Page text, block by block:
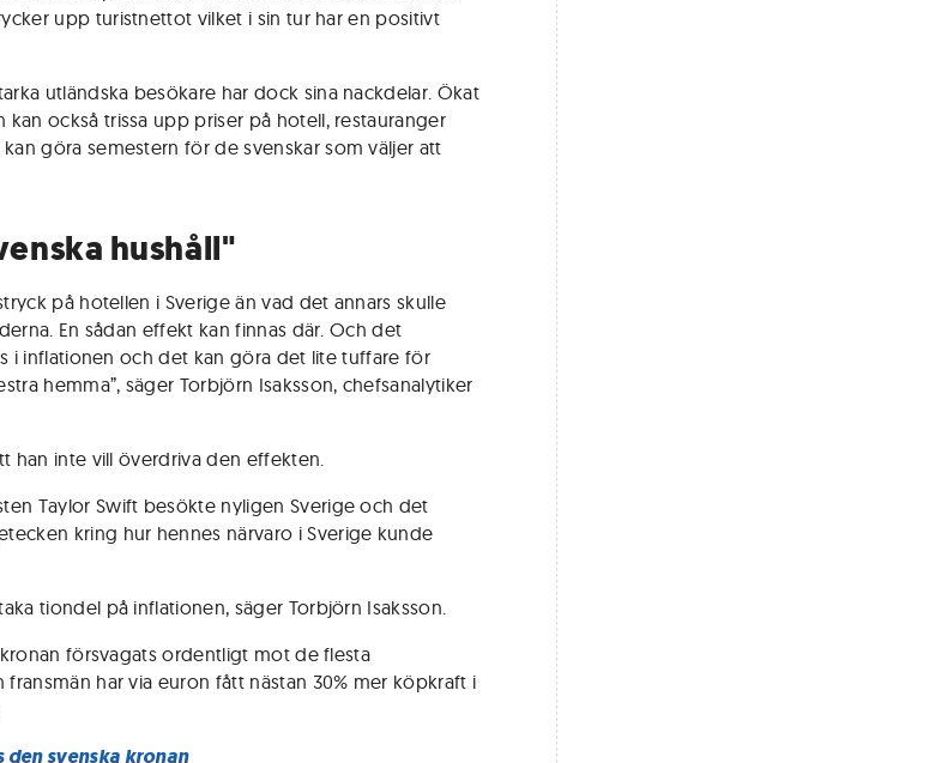
upp turistnettot vilket i sin tur har en positivt
utländska besökare har dock sina nackdelar. Ökat
kan också trissa upp priser på hotell, restauranger
göra semestern för de svenskar som väljer att
hushåll"
på hotellen i Sverige än vad det annars skulle
En sådan effekt kan finnas där. Och det
i inflationen och det kan göra det lite tuffare för
hemma”, säger Torbjörn Isaksson, chefsanalytiker
han inte vill överdriva den effekten.
Taylor Swift besökte nyligen Sverige och det
kring hur hennes närvaro i Sverige kunde
tiondel på inflationen, säger Torbjörn Isaksson.
försvagats ordentligt mot de flesta
fransmän har via euron fått nästan 30% mer köpkraft i
den svenska kronan